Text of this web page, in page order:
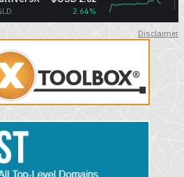
BTC
Disclaimer